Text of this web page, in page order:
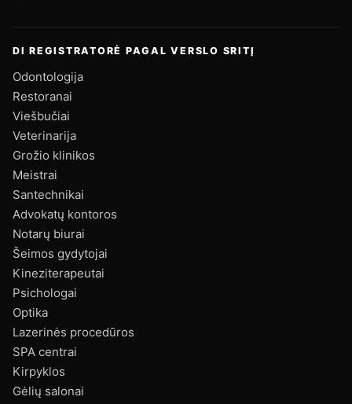
DI REGISTRATORĖ PAGAL VERSLO SRITĮ
Odontologija
Restoranai
Viešbučiai
Veterinarija
Grožio klinikos
Meistrai
Santechnikai
Advokatų kontoros
Notarų biurai
Šeimos gydytojai
Kineziterapeutai
Psichologai
Optika
Lazerinės procedūros
SPA centrai
Kirpyklos
Gėlių salonai